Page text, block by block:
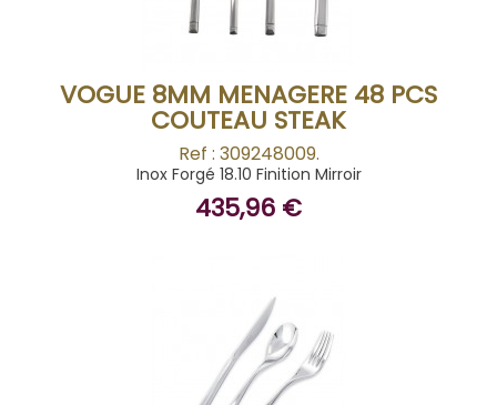
VOGUE 8MM MENAGERE 48 PCS
COUTEAU STEAK
Ref : 309248009.
Inox Forgé 18.10 Finition Mirroir
435,96 €